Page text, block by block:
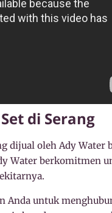
di Serang
dijual oleh Ady Water
Water berkomitmen
Anda untuk